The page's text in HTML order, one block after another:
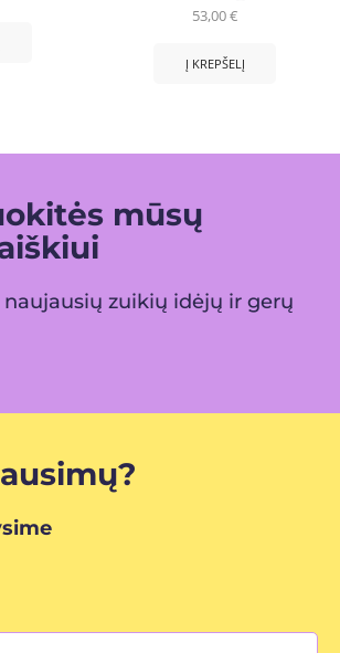
53,00€
Į KREPŠELĮ
mūsų
zuikių idėjų ir gerų